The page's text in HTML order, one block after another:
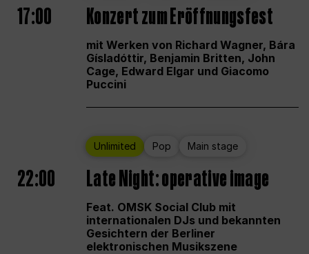
17:00 Konzert zum Eröffnungsfest
mit Werken von Richard Wagner, Bára
Gísladóttir, Benjamin Britten, John
Cage, Edward Elgar und Giacomo
Puccini
Unlimited Pop Main stage
22:00 Late Night: operative image
Feat. OMSK Social Club mit
internationalen DJs und bekannten
Gesichtern der Berliner
elektronischen Musikszene